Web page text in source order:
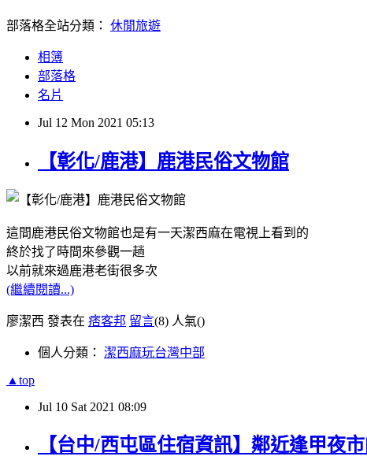
部落格全站分類： 休閒旅遊
相簿
部落格
名片
Jul 12 Mon 2021 05:13
【彰化/鹿港】鹿港民俗文物館
這間鹿港民俗文物館也是有一天潔西麻在電視上看到的
終於找了時間來參觀一趟
以前就來過鹿港老街很多次
(繼續閱讀...)
廖潔西 發表在 痞客邦 留言(8) 人氣()
個人分類： 潔西麻玩台灣中部
▲top
Jul 10 Sat 2021 08:09
【台中/西屯區住宿資訊】鄰近逢甲夜